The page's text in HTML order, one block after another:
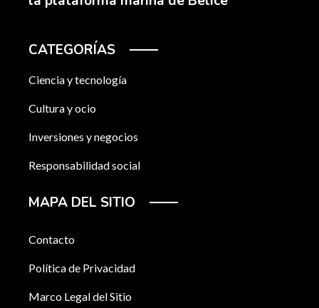
CATEGORÍAS
Ciencia y tecnología
Cultura y ocio
Inversiones y negocios
Responsabilidad social
MAPA DEL SITIO
Contacto
Política de Privacidad
Marco Legal del Sitio